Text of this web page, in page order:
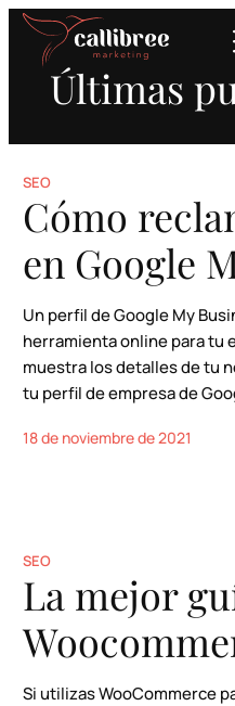
contenido
Últimas
SEO
Cómo
en Google
Un perfil de Google My
herramienta online para tu
muestra los detalles de tu
tu perfil de empresa de
18 de noviembre de 2021
SEO
La mejor
Si utilizas WooCommerce